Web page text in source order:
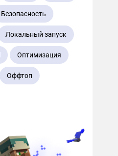
Безопасность
Локальный запуск
Оптимизация
Оффтоп